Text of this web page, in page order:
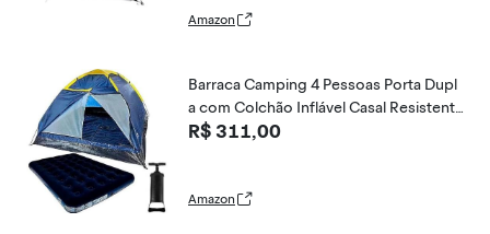
Amazon
Barraca Camping 4 Pessoas Porta Dupl
a com Colchão Inflável Casal Resistente
+ Bomba de Ar
R$ 311,00
Amazon